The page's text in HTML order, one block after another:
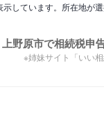
しています。所在地が
野原市で相続税申
※姉妹サイト「いい